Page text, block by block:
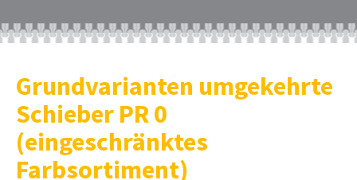
Grundvarianten umgekehrte
Schieber PR 0
(eingeschränktes
Farbsortiment)